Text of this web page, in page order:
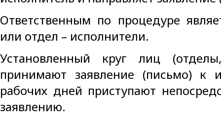
Ответственным по процедуре
или отдел – исполнители.
Установленный круг лиц
принимают заявление (письмо) к
рабочих дней приступают
заявлению.